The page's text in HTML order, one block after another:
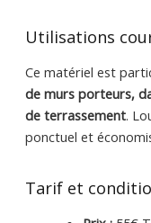
Utilisations
Ce matériel est
de murs porteurs,
de terrassement.
ponctuel et
Tarif et